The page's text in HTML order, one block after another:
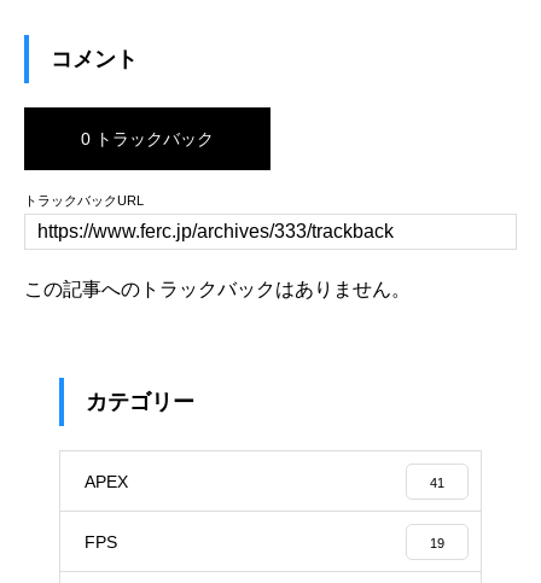
コメント
0 トラックバック
トラックバックURL
この記事へのトラックバックはありません。
カテゴリー
APEX 41
FPS 19